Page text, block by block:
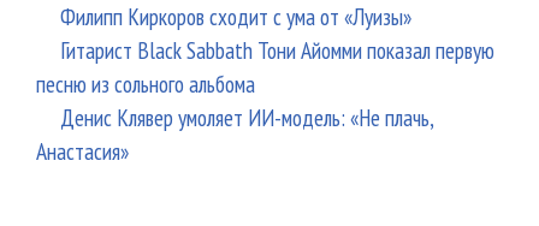
Филипп Киркоров сходит с ума от «Луизы»
Гитарист Black Sabbath Тони Айомми показал первую
песню из сольного альбома
Денис Клявер умоляет ИИ-модель: «Не плачь,
Анастасия»